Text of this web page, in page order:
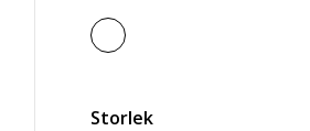
Storlek